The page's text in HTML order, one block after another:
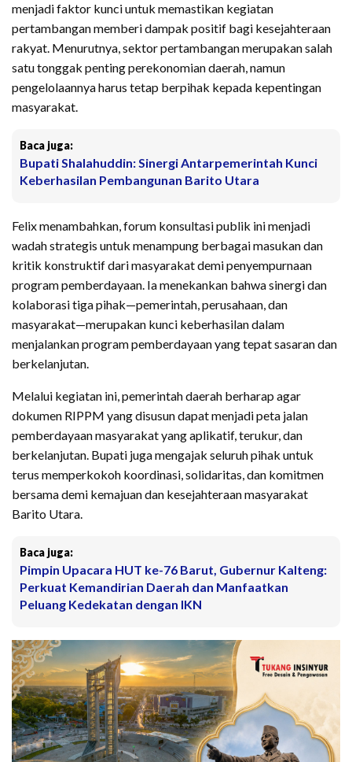
menjadi faktor kunci untuk memastikan kegiatan
pertambangan memberi dampak positif bagi kesejahteraan
rakyat. Menurutnya, sektor pertambangan merupakan salah
satu tonggak penting perekonomian daerah, namun
pengelolaannya harus tetap berpihak kepada kepentingan
masyarakat.
Baca juga:
Bupati Shalahuddin: Sinergi Antarpemerintah Kunci
Keberhasilan Pembangunan Barito Utara
Felix menambahkan, forum konsultasi publik ini menjadi
wadah strategis untuk menampung berbagai masukan dan
kritik konstruktif dari masyarakat demi penyempurnaan
program pemberdayaan. Ia menekankan bahwa sinergi dan
kolaborasi tiga pihak—pemerintah, perusahaan, dan
masyarakat—merupakan kunci keberhasilan dalam
menjalankan program pemberdayaan yang tepat sasaran dan
berkelanjutan.
Melalui kegiatan ini, pemerintah daerah berharap agar
dokumen RIPPM yang disusun dapat menjadi peta jalan
pemberdayaan masyarakat yang aplikatif, terukur, dan
berkelanjutan. Bupati juga mengajak seluruh pihak untuk
terus memperkokoh koordinasi, solidaritas, dan komitmen
bersama demi kemajuan dan kesejahteraan masyarakat
Barito Utara.
Baca juga:
Pimpin Upacara HUT ke-76 Barut, Gubernur Kalteng:
Perkuat Kemandirian Daerah dan Manfaatkan
Peluang Kedekatan dengan IKN